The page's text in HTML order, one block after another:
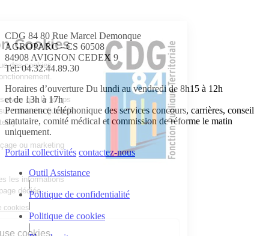
CDG 84 80 Rue Marcel Demonque
AGROPARC - CS 60508
84908 AVIGNON CEDEX 9
Tel: 04.32.44.89.30
Horaires d’ouverture Du lundi au vendredi de 8h15 à 12h
et de 13h à 17h
Permanence téléphonique des services concours, carrières, conseil
statutaire, comité médical et commission de réforme le matin
uniquement.
Portail collectivités contactez-nous
Outil Assistance
|
Politique de confidentialité
|
Politique de cookies
|
Information Cookies
Notre site n'utilise que des cookies
nécessaires à son fonctionnement.
Ceux-ci ne sont conservés que le temps
de votre navigation sur notre site (jusqu'à
fermeture du navigateur).
Aucun cookie de traçage ou marketing
n'est utilisé.
Vous trouverez toutes les informations
détaillées sur notre page dédiée.
Lire notre politique de cookies
Here’s why we use cookies.